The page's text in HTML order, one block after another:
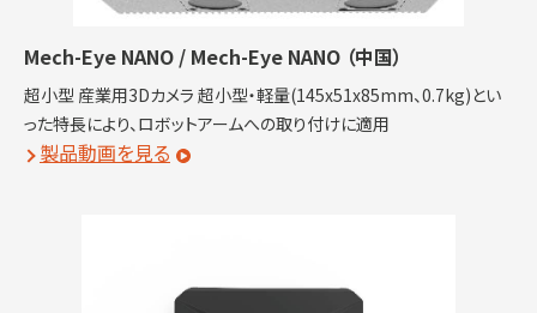
Mech-Eye NANO / Mech-Eye NANO （中国）
超小型 産業用3Dカメラ 超小型・軽量(145x51x85mm、0.7kg)とい
った特長により、ロボットアームへの取り付けに適用
製品動画を見る